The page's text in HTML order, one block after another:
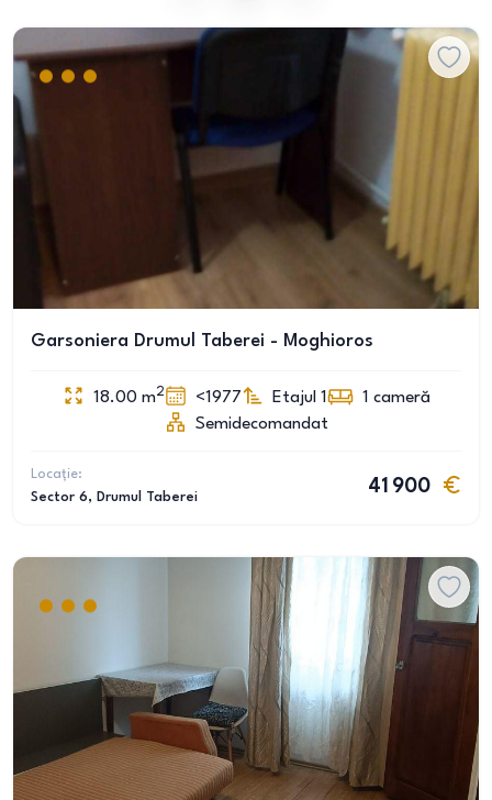
Garsoniera Drumul Taberei - Moghioros
18.00 m2 <1977 Etajul 1 1 cameră
Semidecomandat
Locație:
Sector 6, Drumul Taberei
41 900